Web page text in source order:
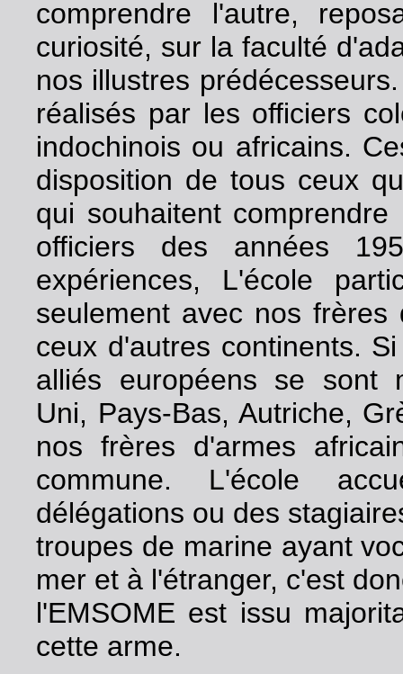
comprendre l'autre,
curiosité, sur la faculté
nos illustres
réalisés par les officiers
indochinois ou africains.
disposition de tous ceux
qui souhaitent
officiers des années
expériences, L'école
seulement avec nos
ceux d'autres continents.
alliés européens se sont
Uni, Pays-Bas, Autriche,
nos frères d'armes
commune. L'école
délégations ou des
troupes de marine ayant
mer et à l'étranger, c'est
l'EMSOME est issu
cette arme.